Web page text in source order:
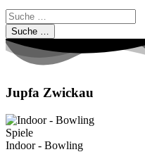
Suche …
Jupfa Zwickau
Spiele
Indoor - Bowling